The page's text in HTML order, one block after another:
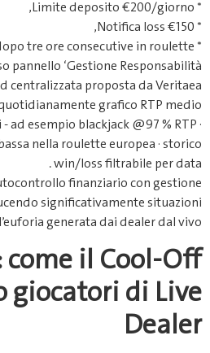
* Limite deposito €200/giorno,
* Notifica loss €150,
* Auto‐cool‐off dopo tre ore consecutive in roulette,
‘Gestione Responsabilità’.
centralizzata proposta da Veri­taea​
grafico RTP medio
es­empio blackjack @97 % RTP ­·
nella roulette europea · storico
win/loss filtrabile per data .
finanziario con gestione
significativamente situazioni
generata dai dealer dal vivo.
il Cool‑Off
giocatori di Live
Dealer